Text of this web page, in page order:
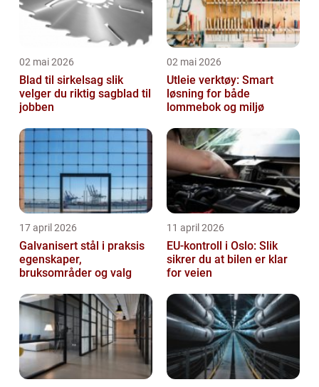
02 mai 2026
Blad til sirkelsag slik
velger du riktig sagblad til
jobben
02 mai 2026
Utleie verktøy: Smart
løsning for både
lommebok og miljø
17 april 2026
Galvanisert stål i praksis
egenskaper,
bruksområder og valg
11 april 2026
EU-kontroll i Oslo: Slik
sikrer du at bilen er klar
for veien